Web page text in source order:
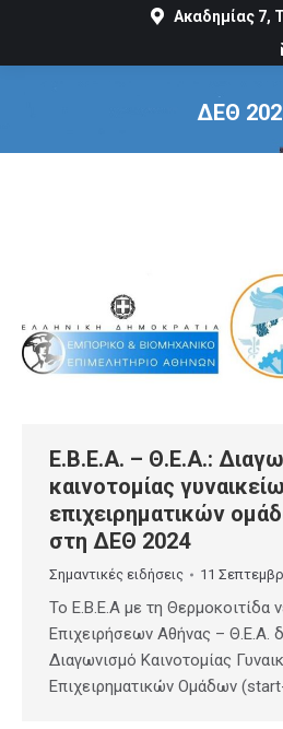
Ακαδημίας 7,
ΔΕΘ
E.B.E.A. – Θ.Ε.Α.:
καινοτομίας
επιχειρηματικών
στη ΔΕΘ 2024
Σημαντικές ειδήσεις 11
Το Ε.Β.Ε.Α με τη Θερμοκοιτίδα
Επιχειρήσεων Αθήνας – Θ.Ε.Α.
Διαγωνισμό Καινοτομίας
Επιχειρηματικών Ομάδων